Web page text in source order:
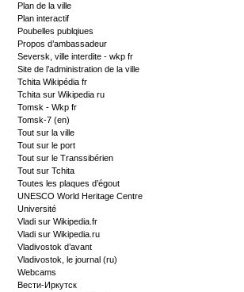
Plan de la ville
Plan interactif
Poubelles publqiues
Propos d’ambassadeur
Seversk, ville interdite - wkp fr
Site de l’administration de la ville
Tchita Wikipédia fr
Tchita sur Wikipedia ru
Tomsk - Wkp fr
Tomsk-7 (en)
Tout sur la ville
Tout sur le port
Tout sur le Transsibérien
Tout sur Tchita
Toutes les plaques d’égout
UNESCO World Heritage Centre
Université
Vladi sur Wikipedia.fr
Vladi sur Wikipedia.ru
Vladivostok d’avant
Vladivostok, le journal (ru)
Webcams
Вести-Иркутск